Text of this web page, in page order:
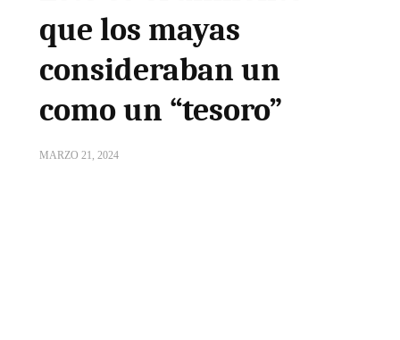
que los mayas
consideraban un
como un “tesoro”
MARZO 21, 2024